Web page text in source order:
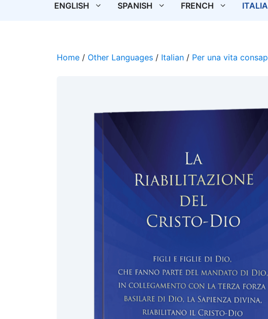
ENGLISH SPANISH FRENCH
Home / Other Languages / Italian / Per una vita